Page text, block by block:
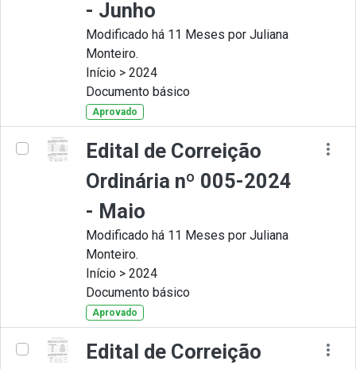
- Junho
Modificado há 11 Meses por Juliana
Monteiro.
Início > 2024
Documento básico
Aprovado
Edital de Correição
Ordinária nº 005-2024
- Maio
Modificado há 11 Meses por Juliana
Monteiro.
Início > 2024
Documento básico
Aprovado
Edital de Correição